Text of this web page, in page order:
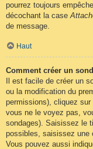
pourrez toujours
décochant la case
de message.
Haut
Comment créer un
Il est facile de créer un
ou la modification du
permissions), cliquez sur
vous ne le voyez pas,
sondages). Saisissez le
possibles, saisissez une
Vous pouvez aussi